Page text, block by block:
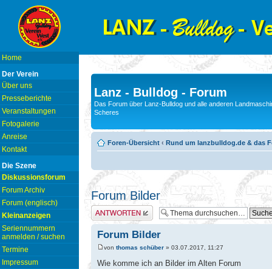
Home
Der Verein
Über uns
Presseberichte
Veranstaltungen
Fotogalerie
Anreise
Kontakt
Die Szene
Diskussionsforum
Forum Archiv
Forum (englisch)
Kleinanzeigen
Seriennummern
anmelden / suchen
Termine
Impressum
Lanz - Bulldog - Forum
Das Forum über Lanz-Bulldog und alle anderen
Scheres
Foren-Übersicht ‹ Rund um lanzbulldog.de & das
Forum Bilder
Antwort erstellen
Forum Bilder
von thomas schüber » 03.07.2017, 11:27
Wie komme ich an Bilder im Alten Forum